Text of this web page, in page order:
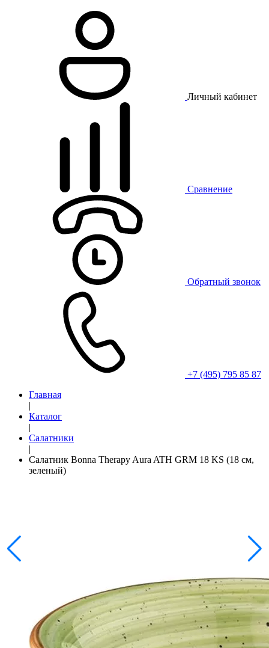
Личный кабинет
Сравнение
Обратный звонок
+7 (495) 795 85 87
Главная
|
Каталог
|
Салатники
|
Салатник Bonna Therapy Aura ATH GRM 18 KS (18 см,
зеленый)